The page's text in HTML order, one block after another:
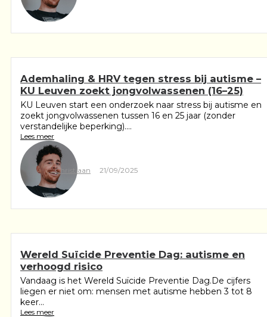
Ademhaling & HRV tegen stress bij autisme –
KU Leuven zoekt jongvolwassenen (16–25)
KU Leuven start een onderzoek naar stress bij autisme en
zoekt jongvolwassenen tussen 16 en 25 jaar (zonder
verstandelijke beperking)....
Lees meer
Christiaan 21/09/2025
Wereld Suïcide Preventie Dag: autisme en
verhoogd risico
Vandaag is het Wereld Suïcide Preventie Dag.De cijfers
liegen er niet om: mensen met autisme hebben 3 tot 8
keer...
Lees meer